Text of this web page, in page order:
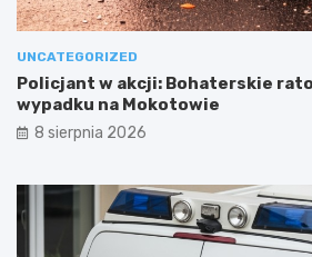
UNCATEGORIZED
Policjant w akcji: Bohaterskie
wypadku na Mokotowie
8 sierpnia 2026